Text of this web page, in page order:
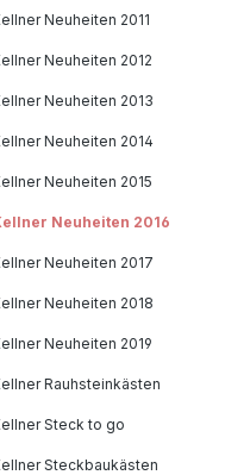
Neuheiten 2011
Neuheiten 2012
Neuheiten 2013
Neuheiten 2014
Neuheiten 2015
Neuheiten 2016
Neuheiten 2017
Neuheiten 2018
Neuheiten 2019
Rauhsteinkästen
Steck to go
Steckbaukästen